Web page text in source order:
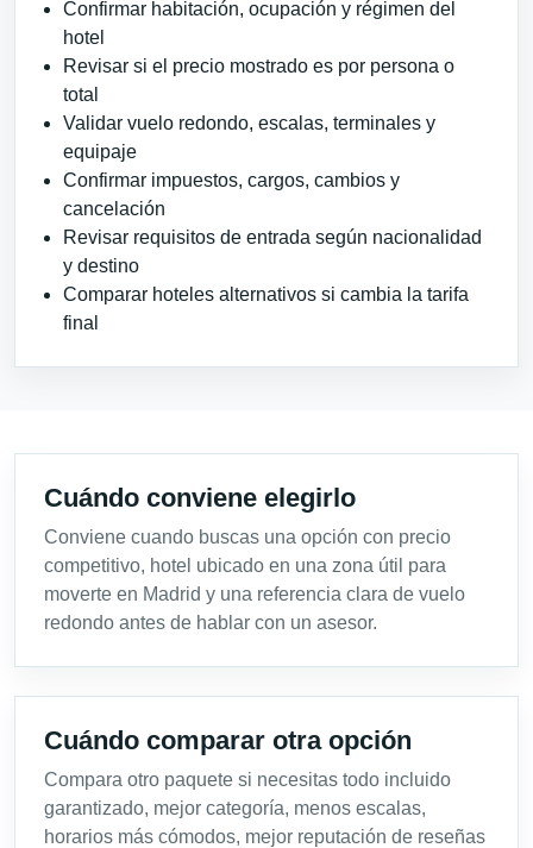
Confirmar habitación, ocupación y régimen del
hotel
Revisar si el precio mostrado es por persona o
total
Validar vuelo redondo, escalas, terminales y
equipaje
Confirmar impuestos, cargos, cambios y
cancelación
Revisar requisitos de entrada según nacionalidad
y destino
Comparar hoteles alternativos si cambia la tarifa
final
Cuándo conviene elegirlo
Conviene cuando buscas una opción con precio
competitivo, hotel ubicado en una zona útil para
moverte en Madrid y una referencia clara de vuelo
redondo antes de hablar con un asesor.
Cuándo comparar otra opción
Compara otro paquete si necesitas todo incluido
garantizado, mejor categoría, menos escalas,
horarios más cómodos, mejor reputación de reseñas